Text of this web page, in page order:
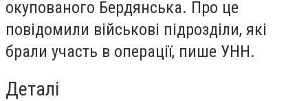
окупованого Бердянська. Про це
повідомили військові підрозділи, які
брали участь в операції, пише УНН.
Деталі